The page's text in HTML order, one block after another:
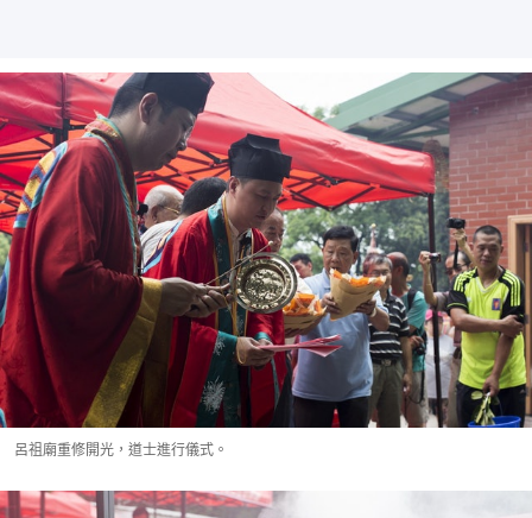
呂祖廟重修開光，道士進行儀式。